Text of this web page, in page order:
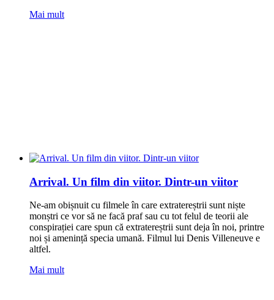
Mai mult
Arrival. Un film din viitor. Dintr-un viitor
Ne-am obișnuit cu filmele în care extratereștrii sunt niște
monștri ce vor să ne facă praf sau cu tot felul de teorii ale
conspirației care spun că extratereștrii sunt deja în noi, printre
noi și amenință specia umană. Filmul lui Denis Villeneuve e
altfel.
Mai mult